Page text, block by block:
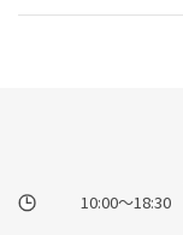
10:00～18:30